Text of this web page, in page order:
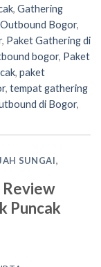
, Gathering
Outbound Bogor,
, Paket Gathering di
bogor, Paket
, paket
, tempat gathering
di Bogor,
SUNGAI,
Puncak